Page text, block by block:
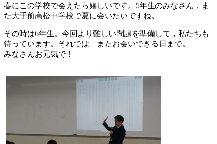
春にこの学校で会えたら嬉しいです。 5年生のみなさん，ま
た大手前高松中学校で夏に会いたいですね。
その時は6年生。今回より難しい問題を準備して，私たちも
待っています。 それでは，またお会いできる日まで。
みなさんお元気で！